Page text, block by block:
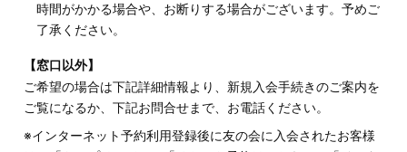
時間がかかる場合や、お断りする場合がございます。予めご
了承ください。
【窓口以外】
ご希望の場合は下記詳細情報より、新規入会手続きのご案内を
ご覧になるか、下記お問合せまで、お電話ください。
※インターネット予約利用登録後に友の会に入会されたお客様